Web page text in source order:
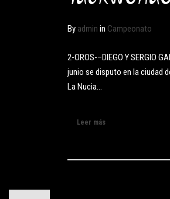
By admin in Campeonato
2-OROS-–DIEGO Y SERGIO
junio se disputo en la ciudad
La Nucia…
Leer más